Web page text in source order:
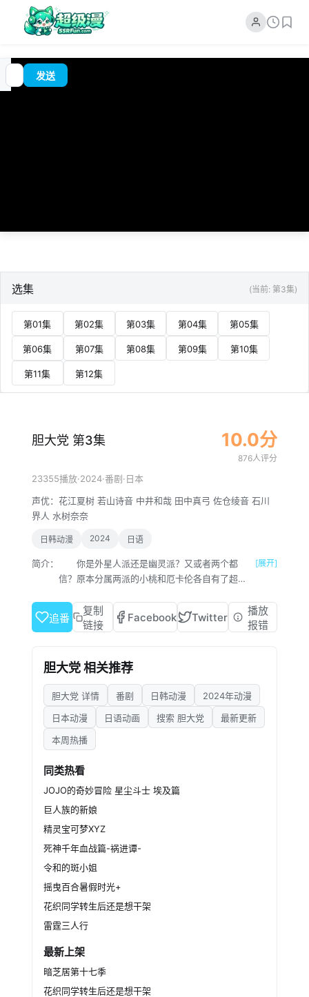
00:00
追
番
?发送
选集 (当前: 第3集)
第01集 第02集 第03集 第04集 第05集
第06集 第07集 第08集 第09集 第10集
第11集 第12集
胆大党 第3集 10.0分
876人评分
23355播放·2024·番剧·日本
声优： 花江夏树 若山诗音 中井和哉 田中真弓 佐仓绫音 石川
界人 水树奈奈
日韩动漫 2024 日语
简介：
你是外星人派还是幽灵派？又或者两个都
信？原本分属两派的小桃和厄卡伦各自有了超自
[展开]
追番
复制
链接
Facebook Twitter
播放
报错
胆大党 相关推荐
胆大党 详情 番剧 日韩动漫
2024年动漫
日本动漫
日语动画 搜索 胆大党
最新更新
本周热播
同类热看
JOJO的奇妙冒险 星尘斗士 埃及篇
巨人族的新娘
精灵宝可梦XYZ
死神千年血战篇-祸进谭-
令和的斑小姐
摇曳百合暑假时光+
花织同学转生后还是想干架
雷霆三人行
最新上架
暗芝居第十七季
花织同学转生后还是想干架